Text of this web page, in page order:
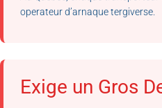
operateur d’arnaque tergiverse.
Exige un Gros